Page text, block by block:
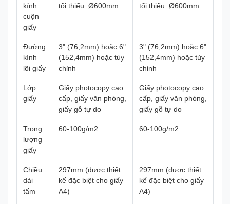
kính
cuộn
giấy
tối thiểu. Ø600mm
tối thiểu. Ø600mm
Đường
kính
lõi giấy
3" (76,2mm) hoặc 6"
(152,4mm) hoặc tùy
chỉnh
3" (76,2mm) hoặc 6"
(152,4mm) hoặc tùy
chỉnh
Lớp
giấy
Giấy photocopy cao
cấp, giấy văn phòng,
giấy gỗ tự do
Giấy photocopy cao
cấp, giấy văn phòng,
giấy gỗ tự do
Trọng
lượng
giấy
60-100g/m2 60-100g/m2
Chiều
dài
tấm
297mm (được thiết
kế đặc biệt cho giấy
A4)
297mm (được thiết
kế đặc biệt cho giấy
A4)